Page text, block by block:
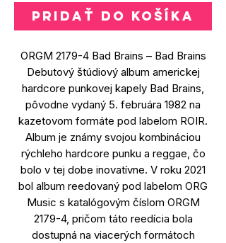
PRIDAŤ DO KOŠÍKA
ORGM 2179-4 Bad Brains – Bad Brains
Debutový štúdiový album americkej
hardcore punkovej kapely Bad Brains,
pôvodne vydaný 5. februára 1982 na
kazetovom formáte pod labelom ROIR.
Album je známy svojou kombináciou
rýchleho hardcore punku a reggae, čo
bolo v tej dobe inovatívne. V roku 2021
bol album reedovaný pod labelom ORG
Music s katalógovým číslom ORGM
2179-4, pričom táto reedícia bola
dostupná na viacerých formátoch